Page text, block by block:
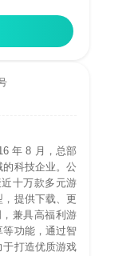
年 8 月，总部
的科技企业。公
十万款多元游
提供下载、更
兼具高福利游
等功能，通过智
于打造优质游戏